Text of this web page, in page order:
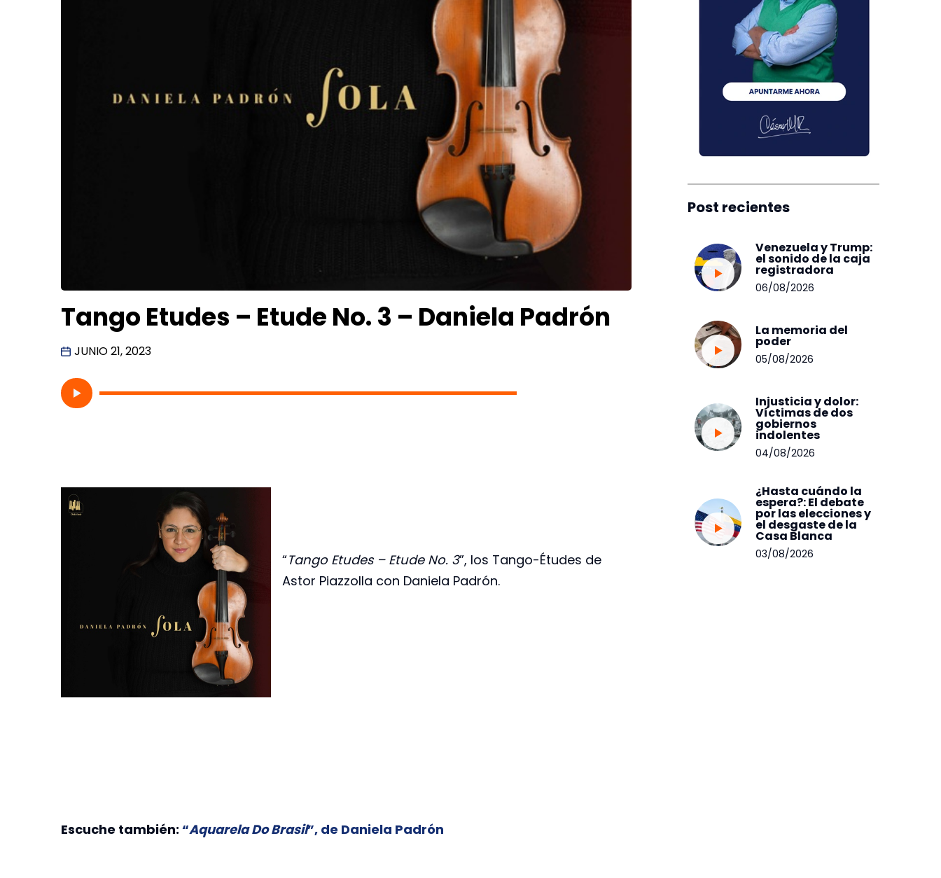
Tango Etudes – Etude No. 3 – Daniela Padrón
JUNIO 21, 2023
“Tango Etudes – Etude No. 3”, los Tango-Études de
Astor Piazzolla con Daniela Padrón.
Escuche también: “Aquarela Do Brasil”, de Daniela Padrón
Post recientes
Venezuela y Trump:
el sonido de la caja
registradora
06/08/2026
La memoria del
poder
05/08/2026
Injusticia y dolor:
Víctimas de dos
gobiernos
indolentes
04/08/2026
¿Hasta cuándo la
espera?: El debate
por las elecciones y
el desgaste de la
Casa Blanca
03/08/2026